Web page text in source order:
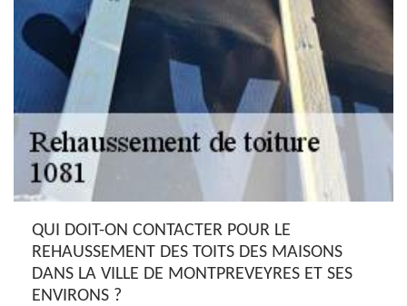
QUI DOIT-ON CONTACTER POUR LE
REHAUSSEMENT DES TOITS DES MAISONS
DANS LA VILLE DE MONTPREVEYRES ET SES
ENVIRONS ?